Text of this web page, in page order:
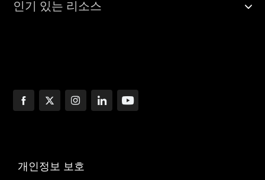
인기 있는 리소스
개인정보 보호